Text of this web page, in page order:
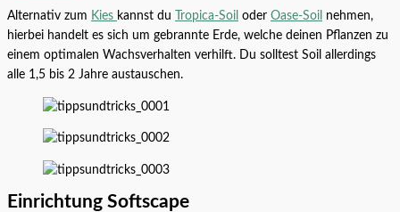
Alternativ zum Kies kannst du Tropica-Soil oder Oase-Soil nehmen,
hierbei handelt es sich um gebrannte Erde, welche deinen Pflanzen zu
einem optimalen Wachsverhalten verhilft. Du solltest Soil allerdings
alle 1,5 bis 2 Jahre austauschen.
Einrichtung Softscape